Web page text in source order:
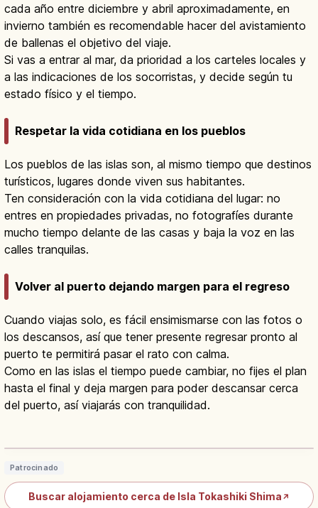
cada año entre diciembre y abril aproximadamente, en
invierno también es recomendable hacer del avistamiento
de ballenas el objetivo del viaje.
Si vas a entrar al mar, da prioridad a los carteles locales y
a las indicaciones de los socorristas, y decide según tu
estado físico y el tiempo.
Respetar la vida cotidiana en los pueblos
Los pueblos de las islas son, al mismo tiempo que destinos
turísticos, lugares donde viven sus habitantes.
Ten consideración con la vida cotidiana del lugar: no
entres en propiedades privadas, no fotografíes durante
mucho tiempo delante de las casas y baja la voz en las
calles tranquilas.
Volver al puerto dejando margen para el regreso
Cuando viajas solo, es fácil ensimismarse con las fotos o
los descansos, así que tener presente regresar pronto al
puerto te permitirá pasar el rato con calma.
Como en las islas el tiempo puede cambiar, no fijes el plan
hasta el final y deja margen para poder descansar cerca
del puerto, así viajarás con tranquilidad.
Tokashiki Kerama: Kerama Blue, Playa
Patrocinado
Buscar alojamiento cerca de Isla Tokashiki Shima ↗